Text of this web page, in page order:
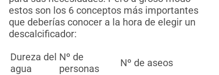
estos son los 6 conceptos más importantes
que deberías conocer a la hora de elegir un
descalcificador:
Dureza del
agua
Nº de
personas
Nº de aseos